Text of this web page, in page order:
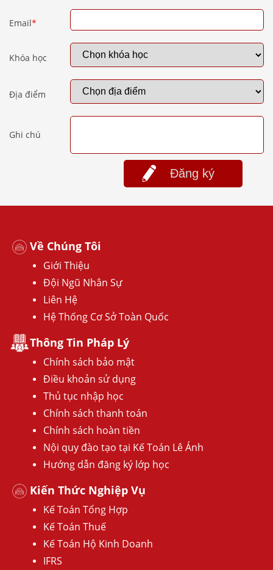
Email*
Khóa học
Địa điểm
Ghi chú
Đăng ký
Về Chúng Tôi
Giới Thiệu
Đội Ngũ Nhân Sự
Liên Hệ
Hệ Thống Cơ Sở Toàn Quốc
Thông Tin Pháp Lý
Chính sách bảo mật
Điều khoản sử dụng
Thủ tục nhập học
Chính sách thanh toán
Chính sách hoàn tiền
Nội quy đào tạo tại Kế Toán Lê Ánh
Hướng dẫn đăng ký lớp học
Kiến Thức Nghiệp Vụ
Kế Toán Tổng Hợp
Kế Toán Thuế
Kế Toán Hộ Kinh Doanh
IFRS